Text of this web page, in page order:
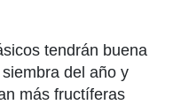
tendrán buena
del año y
más fructíferas